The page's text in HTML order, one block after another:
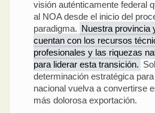
visión auténticamente federal
al NOA desde el inicio del
paradigma. Nuestra provincia
cuentan con los recursos
profesionales y las riquezas
para liderar esta transición.
determinación estratégica
nacional vuelva a convertirse
más dolorosa exportación.